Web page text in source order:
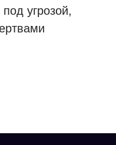
угрозой,